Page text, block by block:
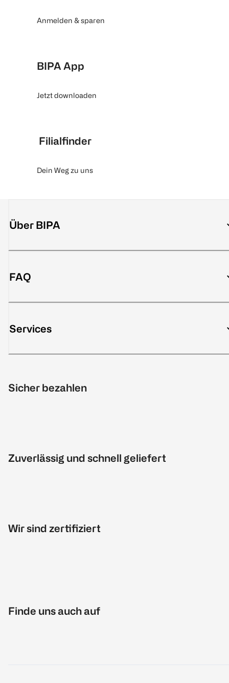
Anmelden & sparen
BIPA App
Jetzt downloaden
Filialfinder
Dein Weg zu uns
Über BIPA
FAQ
Services
Sicher bezahlen
Zuverlässig und schnell geliefert
Wir sind zertifiziert
Finde uns auch auf